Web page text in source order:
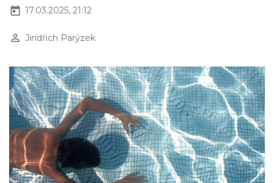
today 17.03.2025, 21:12
perm_identity Jindřich Parýzek